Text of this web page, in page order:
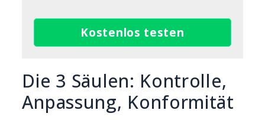
Kostenlos testen
Die 3 Säulen: Kontrolle,
Anpassung, Konformität